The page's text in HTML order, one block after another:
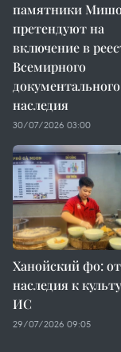
памятники
претендуют на
включение в
Всемирного
документального
наследия
30/07/2026 03:00
Ханойский фо: от
наследия к
ИС
29/07/2026 09:05